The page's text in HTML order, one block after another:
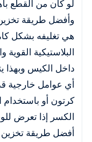
لو كان من القطع
وأفضل طريقة
هي تغليفه بشكل
البلاستيكية
داخل الكيس وبهذا
أي عوامل خارجية
كرتون أو باستخدام
الكسر إذا تعرض
أفضل طريقة تخزين